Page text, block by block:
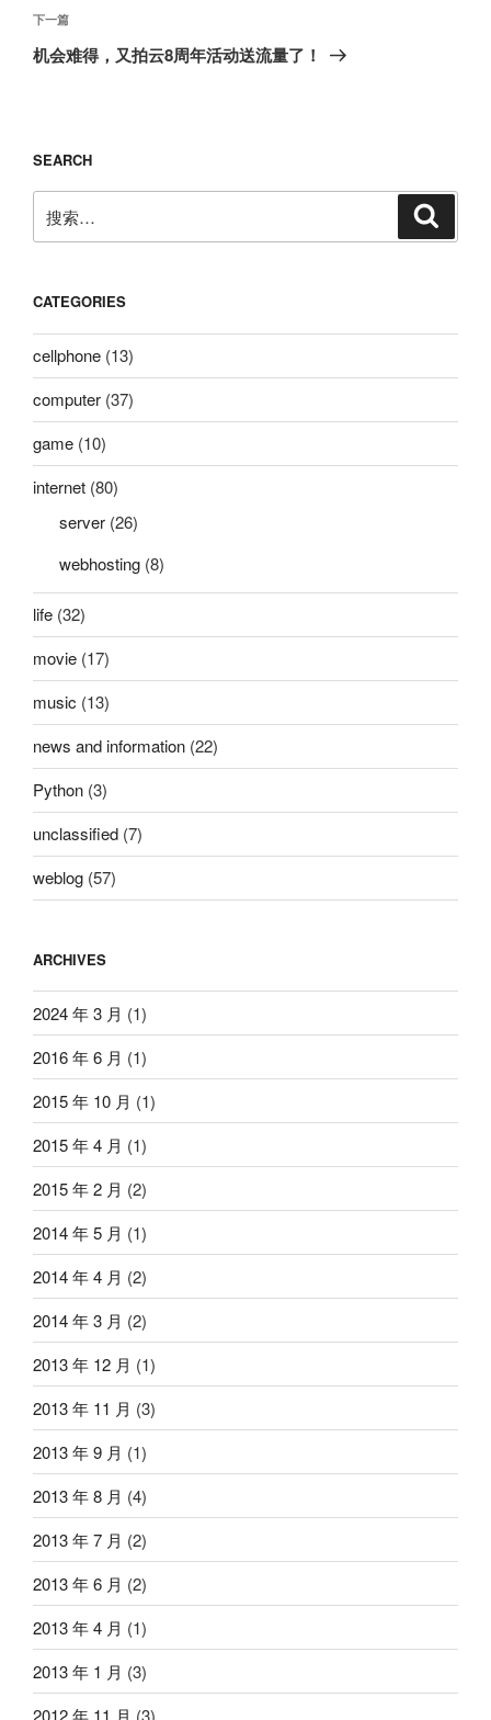
航
文
章
下
一
下一篇
机会难得，又拍云8周年活动送流量了！
SEARCH
索：
CATEGORIES
cellphone (13)
computer (37)
game (10)
internet (80)
server (26)
webhosting (8)
life (32)
movie (17)
music (13)
news and information (22)
Python (3)
unclassified (7)
weblog (57)
ARCHIVES
2024 年 3 月 (1)
2016 年 6 月 (1)
2015 年 10 月 (1)
2015 年 4 月 (1)
2015 年 2 月 (2)
2014 年 5 月 (1)
2014 年 4 月 (2)
2014 年 3 月 (2)
2013 年 12 月 (1)
2013 年 11 月 (3)
2013 年 9 月 (1)
2013 年 8 月 (4)
2013 年 7 月 (2)
2013 年 6 月 (2)
2013 年 4 月 (1)
2013 年 1 月 (3)
2012 年 11 月 (3)